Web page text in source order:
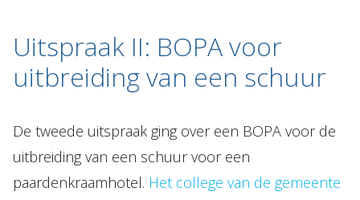
Uitspraak II: BOPA voor
uitbreiding van een schuur
De tweede uitspraak ging over een BOPA voor de
uitbreiding van een schuur voor een
paardenkraamhotel. Het college van de gemeente